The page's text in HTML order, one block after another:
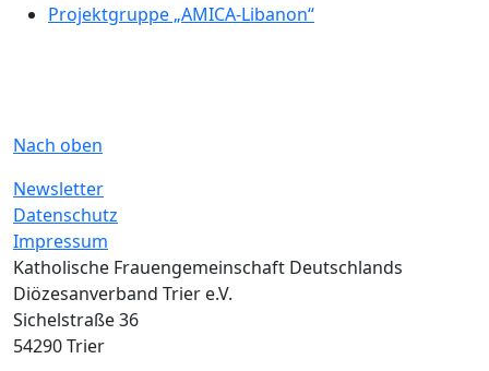
Projektgruppe „AMICA-Libanon“
Nach oben
Newsletter
Datenschutz
Impressum
Katholische Frauengemeinschaft Deutschlands
Diözesanverband Trier e.V.
Sichelstraße 36
54290 Trier